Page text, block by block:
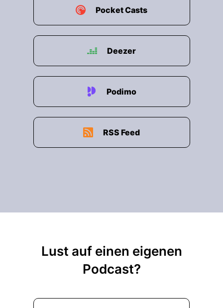
Pocket Casts
Deezer
Podimo
RSS Feed
Lust auf einen eigenen
Podcast?